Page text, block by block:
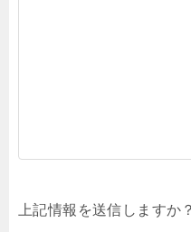
上記情報を送信しますか？